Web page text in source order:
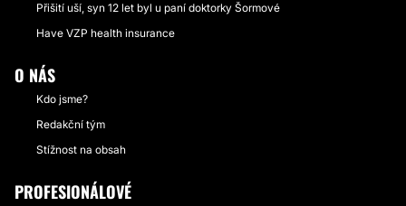
Přišití uší, syn 12 let byl u paní doktorky Šormové
Have VZP health insurance
O NÁS
Kdo jsme?
Redakční tým
Stížnost na obsah
PROFESIONÁLOVÉ